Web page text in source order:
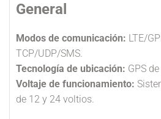
General
Modos de comunicación: LTE/
TCP/UDP/SMS.
Tecnología de ubicación: GPS
Voltaje de funcionamiento:
de 12 y 24 voltios.